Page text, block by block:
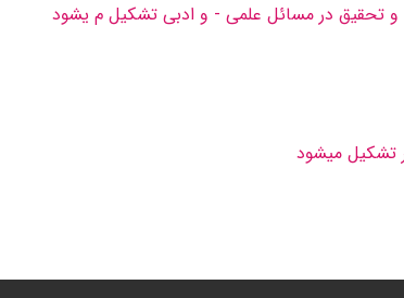
و تحقیق در مسائل علمی - و ادبی تشكیل م یشود
تشكیل میشود